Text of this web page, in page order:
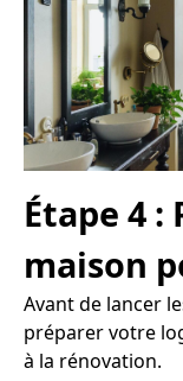
Étape 4
maison
Avant de lancer
préparer votre
à la rénovation.